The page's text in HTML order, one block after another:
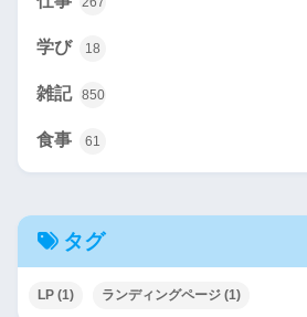
学び 18
雑記 850
食事 61
タグ
LP (1) ランディングページ (1)